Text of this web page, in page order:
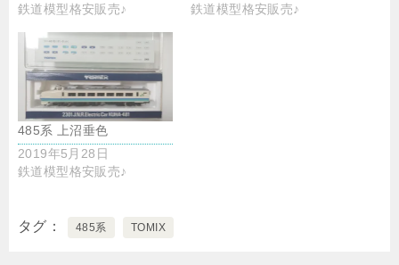
鉄道模型格安販売♪
鉄道模型格安販売♪
485系 上沼垂色
2019年5月28日
鉄道模型格安販売♪
タグ 485系 TOMIX